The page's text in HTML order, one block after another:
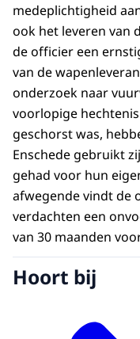
medeplichtigheid
ook het leveren van
de officier een
van de
onderzoek naar
voorlopige
geschorst was,
Enschede gebruikt
gehad voor hun
afwegende vindt de
verdachten een
van 30 maanden
Hoort bij